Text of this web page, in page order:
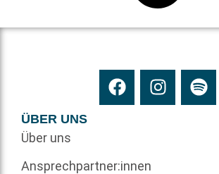
ÜBER UNS
Über uns
Ansprechpartner:innen